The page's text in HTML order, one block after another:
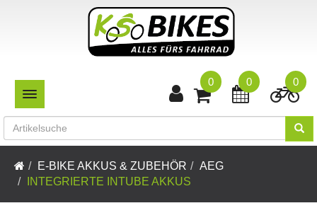
TOGGLE NAVIGATION
0
0
0
E-BIKE AKKUS & ZUBEHÖR
AEG
INTEGRIERTE INTUBE AKKUS